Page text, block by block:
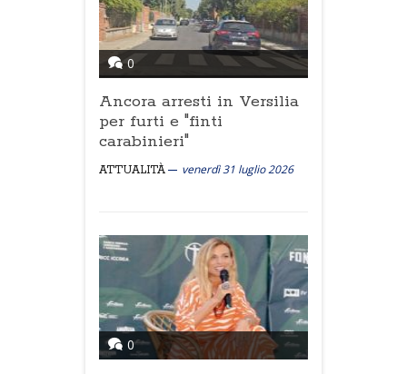
0
Ancora arresti in Versilia
per furti e "finti
carabinieri"
ATTUALITÀ venerdì 31 luglio 2026
0